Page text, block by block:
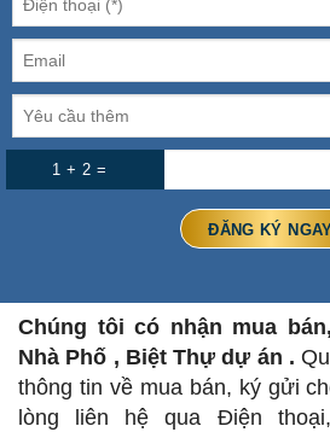
1 + 2 =
Chúng tôi có nhận mua
Nhà Phố , Biệt Thự dự án .
thông tin về mua bán, ký gửi
lòng liên hệ qua Điện